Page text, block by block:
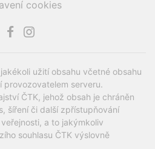
cookies
užití obsahu včetné obsahu
provozovatelem serveru.
ČTK, jehož obsah je chráněn
šíření či další zpřístupňování
a to jakýmkoliv
souhlasu ČTK výslovně